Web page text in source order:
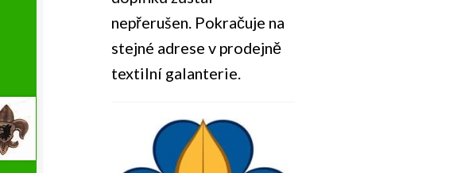
nepřerušen. Pokračuje na
stejné adrese v prodejně
textilní galanterie.